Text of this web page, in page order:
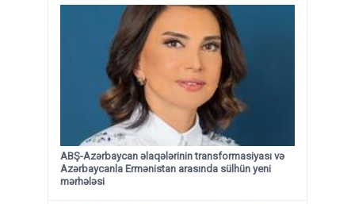
ABŞ-Azərbaycan əlaqələrinin transformasiyası və
Azərbaycanla Ermənistan arasında sülhün yeni
mərhələsi